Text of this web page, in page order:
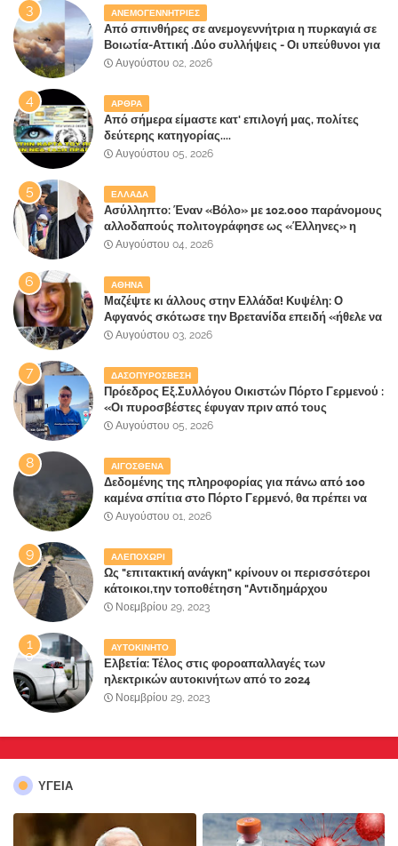
ΑΝΕΜΟΓΕΝΝΗΤΡΙΕΣ
Από σπινθήρες σε ανεμογεννήτρια η πυρκαγιά σε
Βοιωτία-Αττική .Δύο συλλήψεις - Οι υπεύθυνοι για
την λάθος διαχείριση της κατάσβεσης θα
Αυγούστου 02, 2026
ΑΡΘΡΑ
Από σήμερα είμαστε κατ' επιλογή μας, πολίτες
δεύτερης κατηγορίας....
Αυγούστου 05, 2026
ΕΛΛΑΔΑ
Ασύλληπτο: Έναν «Βόλο» με 102.000 παράνομους
αλλοδαπούς πολιτογράφησε ως «Έλληνες» η
κυβέρνηση!
Αυγούστου 04, 2026
ΑΘΗΝΑ
Μαζέψτε κι άλλους στην Ελλάδα! Κυψέλη: Ο
Αφγανός σκότωσε την Βρετανίδα επειδή «ήθελε να
κάνει τη σύντροφό του χριστιανή»
Αυγούστου 03, 2026
ΔΑΣΟΠΥΡΟΣΒΕΣΗ
Πρόεδρος Εξ.Συλλόγου Οικιστών Πόρτο Γερμενού :
«Οι πυροσβέστες έφυγαν πριν από τους
κατοίκους»
Αυγούστου 05, 2026
ΑΙΓΟΣΘΕΝΑ
Δεδομένης της πληροφορίας για πάνω από 100
καμένα σπίτια στο Πόρτο Γερμενό, θα πρέπει να
αναζητηθούν ευθύνες για την ολοσχερή
επίγειου παραδείσου της Αττικής
Αυγούστου 01, 2026
ΑΛΕΠΟΧΩΡΙ
Ως "επιτακτική ανάγκη" κρίνουν οι περισσότεροι
κάτοικοι,την τοποθέτηση "Αντιδημάρχου
Παραλιακής Ζώνης" στο Δήμο Μάνδρας-Ειδυλλίας!
Νοεμβρίου 29, 2023
ΑΥΤΟΚΙΝΗΤΟ
Ελβετία: Τέλος στις φοροαπαλλαγές των
ηλεκτρικών αυτοκινήτων από το 2024
Νοεμβρίου 29, 2023
ΥΓΕΙΑ